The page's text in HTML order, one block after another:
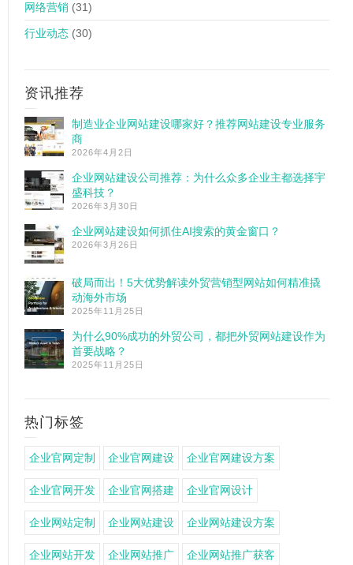
网络营销 (31)
行业动态 (30)
资讯推荐
制造业企业网站建设哪家好？推荐网站建设专业服务
商
2026年4月2日
企业网站建设公司推荐：为什么众多企业主都选择宇
盛科技？
2026年3月30日
企业网站建设如何抓住AI搜索的黄金窗口？
2026年3月26日
破局而出！5大优势解读外贸营销型网站如何精准撬
动海外市场
2025年11月25日
为什么90%成功的外贸公司，都把外贸网站建设作为
首要战略？
2025年11月25日
热门标签
企业官网定制 企业官网建设 企业官网建设方案
企业官网开发 企业官网搭建 企业官网设计
企业网站定制 企业网站建设 企业网站建设方案
企业网站开发 企业网站推广 企业网站推广获客